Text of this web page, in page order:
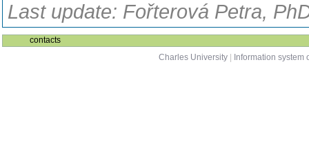
Last update: Fořterová Petra,
contacts
Charles University
Information